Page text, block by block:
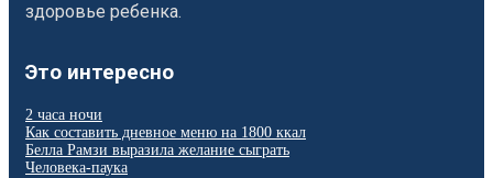
здоровье ребенка.
Это интересно
2 часа ночи
Как составить дневное меню на 1800 ккал
Белла Рамзи выразила желание сыграть
Человека-паука